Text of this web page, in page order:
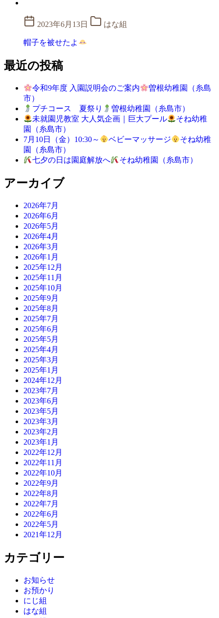
2023年6月13日 はな組
帽子を被せたよ
最近の投稿
令和9年度 入園説明会のご案内
曽根幼稚園（糸島
市）
プチコース 夏祭り
曽根幼稚園（糸島市）
未就園児教室 大人気企画｜巨大プール
そね幼稚
園（糸島市）
7月10日（金）10:30～
ベビーマッサージ
そね幼稚
園（糸島市）
七夕の日は園庭解放へ
そね幼稚園（糸島市）
アーカイブ
2026年7月
2026年6月
2026年5月
2026年4月
2026年3月
2026年1月
2025年12月
2025年11月
2025年10月
2025年9月
2025年8月
2025年7月
2025年6月
2025年5月
2025年4月
2025年3月
2025年1月
2024年12月
2023年7月
2023年6月
2023年5月
2023年3月
2023年2月
2023年1月
2022年12月
2022年11月
2022年10月
2022年9月
2022年8月
2022年7月
2022年6月
2022年5月
2021年12月
カテゴリー
お知らせ
お預かり
にじ組
はな組